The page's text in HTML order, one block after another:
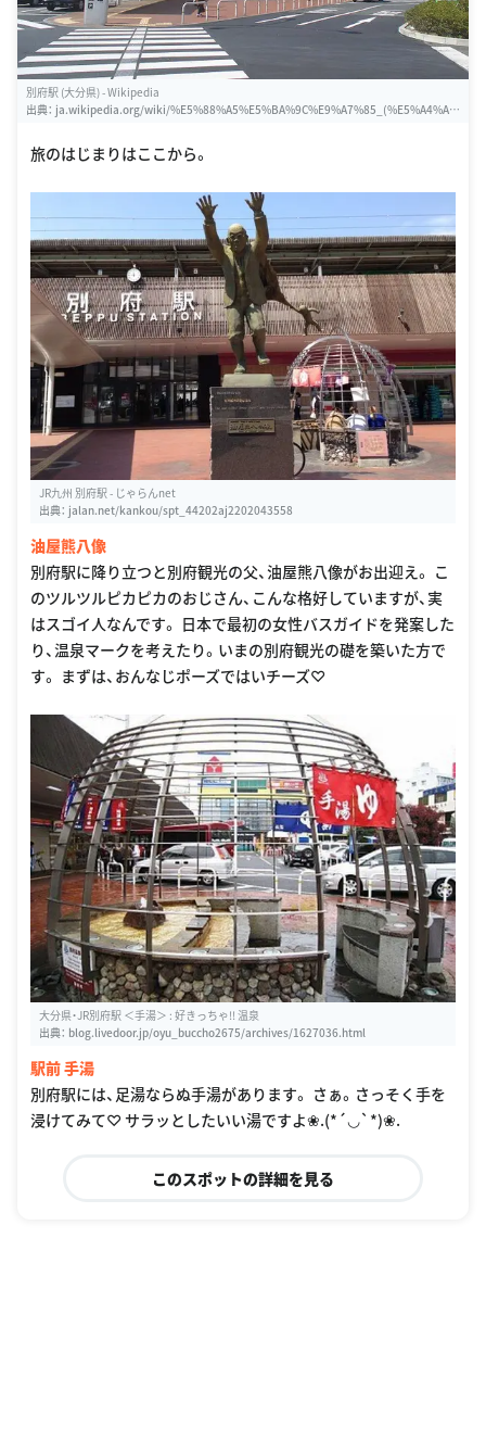
別府駅 (大分県) - Wikipedia
出典： ja.wikipedia.org/wiki/%E5%88%A5%E5%BA%9C%E9%A7%85_(%E5%A4%A
旅のはじまりはここから。
JR九州 別府駅 - じゃらんnet
出典： jalan.net/kankou/spt_44202aj2202043558
油屋熊八像
別府駅に降り立つと別府観光の父、油屋熊八像がお出迎え。 こ
のツルツルピカピカのおじさん、こんな格好していますが、実
はスゴイ人なんです。 日本で最初の女性バスガイドを発案した
り、温泉マークを考えたり。いまの別府観光の礎を築いた方で
す。 まずは、おんなじポーズではいチーズ♡
大分県・JR別府駅 ＜手湯＞ : 好きっちゃ!! 温泉
出典： blog.livedoor.jp/oyu_buccho2675/archives/1627036.html
駅前 手湯
別府駅には、足湯ならぬ手湯があります。 さぁ。さっそく手を
浸けてみて♡ サラッとしたいい湯ですよ❀.(*´◡`*)❀.
このスポットの詳細を見る